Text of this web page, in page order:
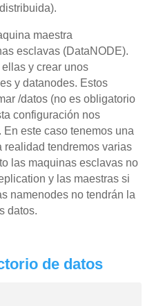
maestra
esclavas (DataNODE).
y crear unos
y datanodes. Estos
/datos (no es obligatorio
configuración nos
este caso tenemos una
realidad tendremos varias
las maquinas esclavas no
y las maestras si
namenodes no tendrán la
datos.
de datos